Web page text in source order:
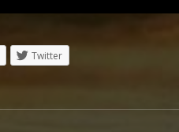
Twitter